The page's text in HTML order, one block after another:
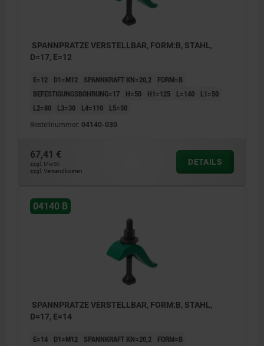
SPANNPRATZE VERSTELLBAR, FORM:B, STAHL,
D=17, E=12
E=12 D1=M12 SPANNKRAFT KN=20,2
FORM=B
BEFESTIGUNGSBOHRUNG=17
H=50 H1=125 L=140
L1=50
L2=80
L3=30 L4=110 L5=50
Bestellnummer: 04140-030
67,41 €
zzgl. MwSt.
zzgl. Versandkosten
DETAILS
04140 B
SPANNPRATZE VERSTELLBAR, FORM:B, STAHL,
D=17, E=14
E=14 D1=M12 SPANNKRAFT KN=20,2
FORM=B